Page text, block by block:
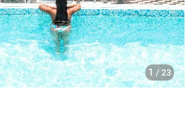
1 / 23